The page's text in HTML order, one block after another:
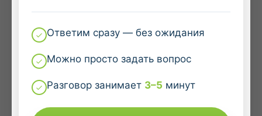
Ответим сразу — без ожидания
Можно просто задать вопрос
Разговор занимает 3–5 минут